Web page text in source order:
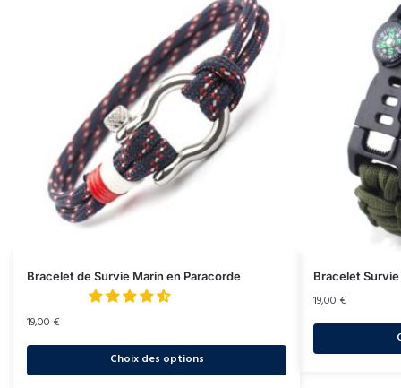
Bracelet de Survie Marin en Paracorde
19,00 €
Choix des options
Bracelet
19,00 €